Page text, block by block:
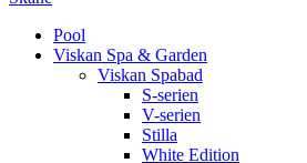
Pool
Viskan Spa & Garden
Viskan Spabad
S-serien
V-serien
Stilla
White Edition